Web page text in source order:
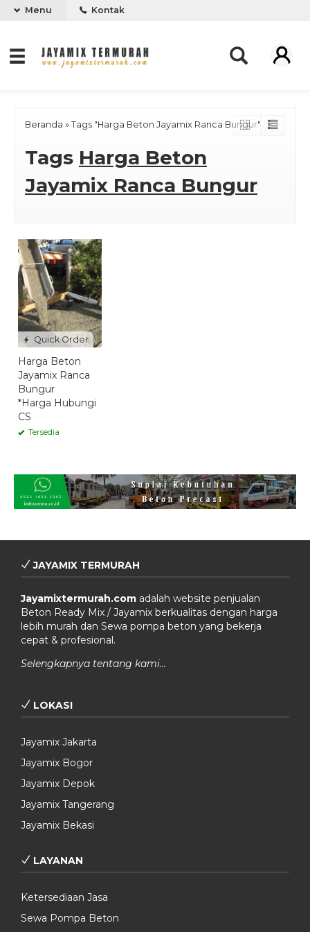
Menu Kontak
Beranda » Tags "Harga Beton Jayamix Ranca Bungur"
Tags Harga Beton
Jayamix Ranca Bungur
Quick Order
Harga Beton
Jayamix Ranca
Bungur
*Harga Hubungi
CS
Tersedia
JAYAMIX TERMURAH
Jayamixtermurah.com adalah website penjualan
Beton Ready Mix / Jayamix berkualitas dengan harga
lebih murah dan Sewa pompa beton yang bekerja
cepat & profesional.
Selengkapnya tentang kami…
LOKASI
Jayamix Jakarta
Jayamix Bogor
Jayamix Depok
Jayamix Tangerang
Jayamix Bekasi
LAYANAN
Ketersediaan Jasa
Sewa Pompa Beton